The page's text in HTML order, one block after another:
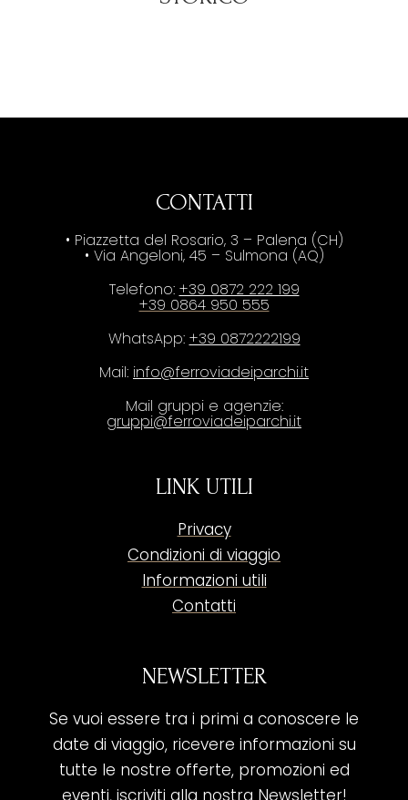
CONTATTI
• Piazzetta del Rosario, 3 – Palena (CH)
• Via Angeloni, 45 – Sulmona (AQ)
Telefono: +39 0872 222 199
+39 0864 950 555
WhatsApp: +39 0872222199
Mail: info@ferroviadeiparchi.it
Mail gruppi e agenzie:
gruppi@ferroviadeiparchi.it
LINK UTILI
Privacy
Condizioni di viaggio
Informazioni utili
Contatti
NEWSLETTER
Se vuoi essere tra i primi a conoscere le
date di viaggio, ricevere informazioni su
tutte le nostre offerte, promozioni ed
eventi, iscriviti alla nostra Newsletter!